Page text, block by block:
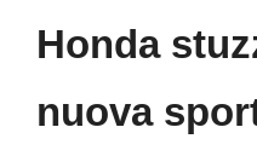
Honda
nuova